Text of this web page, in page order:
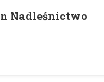
Nadleśnictwo